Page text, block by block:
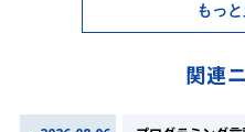
もっ
関連